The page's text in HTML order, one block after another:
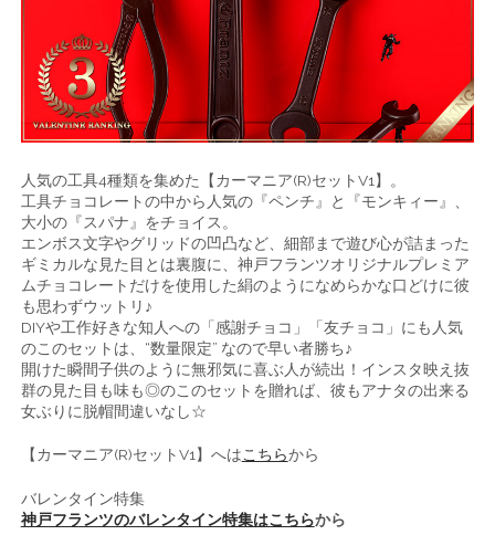
人気の工具4種類を集めた【カーマニア(R)セットV1】。
工具チョコレートの中から人気の『ペンチ』と『モンキィー』、
大小の『スパナ』をチョイス。
エンボス文字やグリッドの凹凸など、細部まで遊び心が詰まった
ギミカルな見た目とは裏腹に、神戸フランツオリジナルプレミア
ムチョコレートだけを使用した絹のようになめらかな口どけに彼
も思わずウットリ♪
DIYや工作好きな知人への「感謝チョコ」「友チョコ」にも人気
のこのセットは、“数量限定” なので早い者勝ち♪
開けた瞬間子供のように無邪気に喜ぶ人が続出！インスタ映え抜
群の見た目も味も◎のこのセットを贈れば、彼もアナタの出来る
女ぶりに脱帽間違いなし☆
【カーマニア(R)セットV1】へはこちらから
バレンタイン特集
神戸フランツのバレンタイン特集はこちらから